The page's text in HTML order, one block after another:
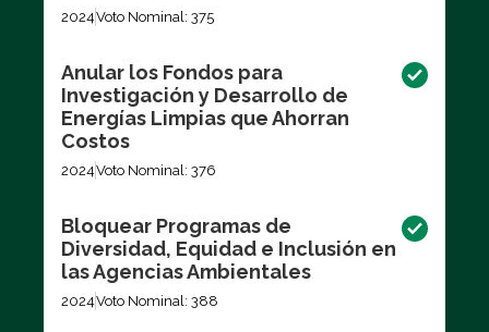
2024Voto Nominal: 375
Anular los Fondos para
Investigación y Desarrollo de
Energías Limpias que Ahorran
Costos
2024Voto Nominal: 376
Bloquear Programas de
Diversidad, Equidad e Inclusión en
las Agencias Ambientales
2024Voto Nominal: 388